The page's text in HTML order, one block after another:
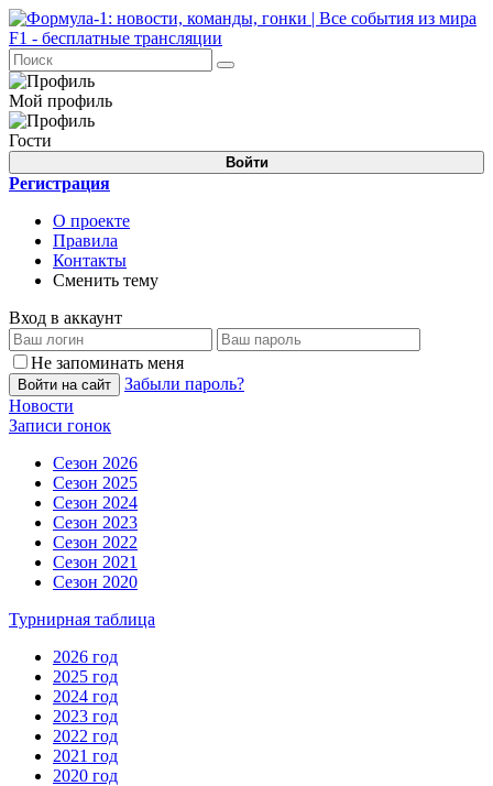
Мой профиль
Гости
Войти
Регистрация
О проекте
Правила
Контакты
Сменить тему
Вход в аккаунт
Не запоминать меня
Войти на сайт
Забыли пароль?
Новости
Записи гонок
Сезон 2026
Сезон 2025
Сезон 2024
Сезон 2023
Сезон 2022
Сезон 2021
Сезон 2020
Турнирная таблица
2026 год
2025 год
2024 год
2023 год
2022 год
2021 год
2020 год